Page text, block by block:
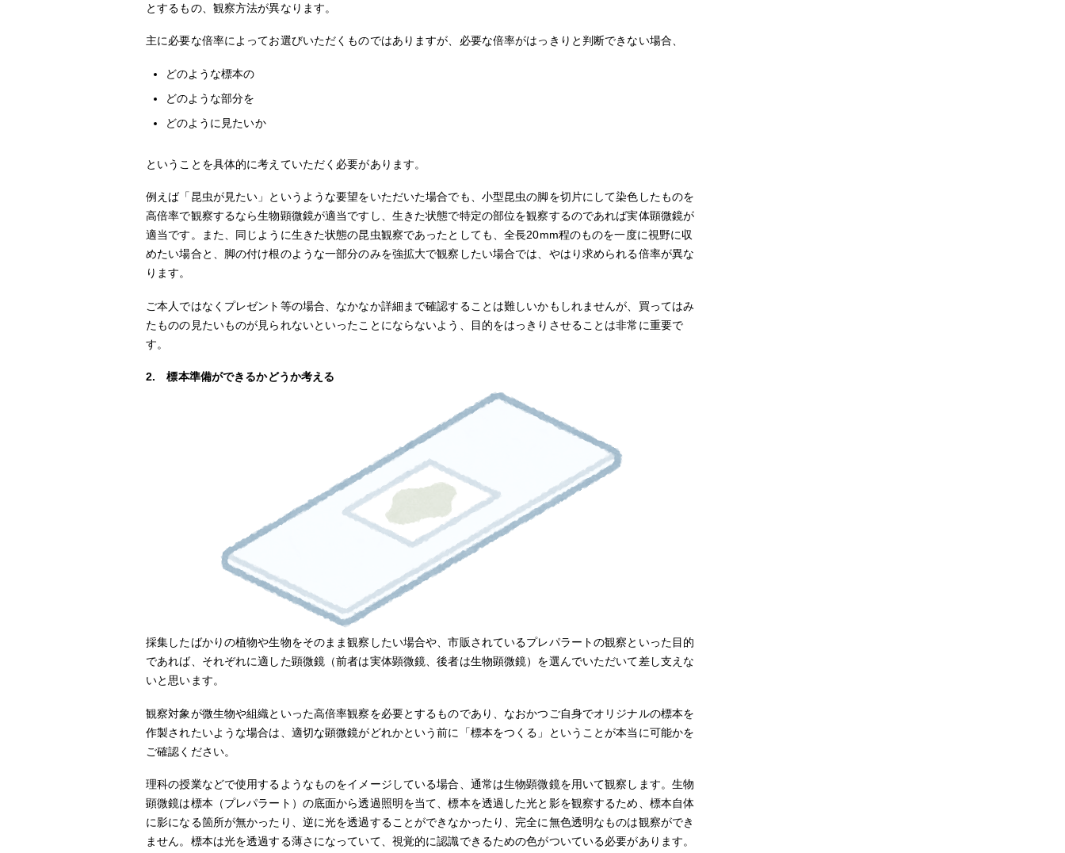
とするもの、観察方法が異なります。
主に必要な倍率によってお選びいただくものではありますが、必要な倍率がはっきりと判断できない場合、
どのような標本の
どのような部分を
どのように見たいか
ということを具体的に考えていただく必要があります。
例えば「昆虫が見たい」というような要望をいただいた場合でも、小型昆虫の脚を切片にして染色したものを
高倍率で観察するなら生物顕微鏡が適当ですし、生きた状態で特定の部位を観察するのであれば実体顕微鏡が
適当です。また、同じように生きた状態の昆虫観察であったとしても、全長20mm程のものを一度に視野に収
めたい場合と、脚の付け根のような一部分のみを強拡大で観察したい場合では、やはり求められる倍率が異な
ります。
ご本人ではなくプレゼント等の場合、なかなか詳細まで確認することは難しいかもしれませんが、買ってはみ
たものの見たいものが見られないといったことにならないよう、目的をはっきりさせることは非常に重要で
す。
2. 標本準備ができるかどうか考える
採集したばかりの植物や生物をそのまま観察したい場合や、市販されているプレパラートの観察といった目的
であれば、それぞれに適した顕微鏡（前者は実体顕微鏡、後者は生物顕微鏡）を選んでいただいて差し支えな
いと思います。
観察対象が微生物や組織といった高倍率観察を必要とするものであり、なおかつご自身でオリジナルの標本を
作製されたいような場合は、適切な顕微鏡がどれかという前に「標本をつくる」ということが本当に可能かを
ご確認ください。
理科の授業などで使用するようなものをイメージしている場合、通常は生物顕微鏡を用いて観察します。生物
顕微鏡は標本（プレパラート）の底面から透過照明を当て、標本を透過した光と影を観察するため、標本自体
に影になる箇所が無かったり、逆に光を透過することができなかったり、完全に無色透明なものは観察ができ
ません。標本は光を透過する薄さになっていて、視覚的に認識できるための色がついている必要があります。